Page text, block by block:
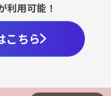
利用可能！
こちら